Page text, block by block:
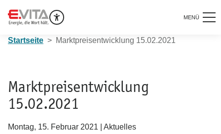
MENÜ
Startseite Marktpreisentwicklung 15.02.2021
Marktpreisentwicklung
15.02.2021
Montag, 15. Februar 2021 | Aktuelles